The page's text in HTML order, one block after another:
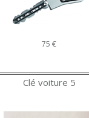
75 €
Clé voiture 5